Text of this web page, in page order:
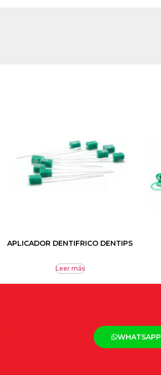
APLICADOR DENTIFRICO DENTIPS
Leer más
WHATSAPP